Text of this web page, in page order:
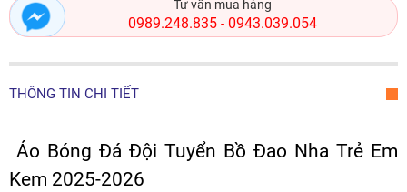
Tư vấn mua hàng
0989.248.835- 0943.039.054
THÔNG TIN CHI TIẾT
Áo Bóng Đá Đội Tuyển Bồ Đao Nha Trẻ Em
Kem 2025-2026